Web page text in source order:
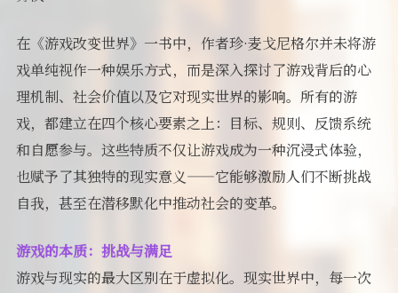
隐私政策
在《游戏改变世界》一书中，作者珍·麦戈尼格尔并未将游
戏单纯视作一种娱乐方式，而是深入探讨了游戏背后的心
理机制、社会价值以及它对现实世界的影响。所有的游
戏，都建立在四个核心要素之上：目标、规则、反馈系统
和自愿参与。这些特质不仅让游戏成为一种沉浸式体验，
也赋予了其独特的现实意义——它能够激励人们不断挑战
自我，甚至在潜移默化中推动社会的变革。
游戏的本质：挑战与满足
游戏与现实的最大区别在于虚拟化。现实世界中，每一次